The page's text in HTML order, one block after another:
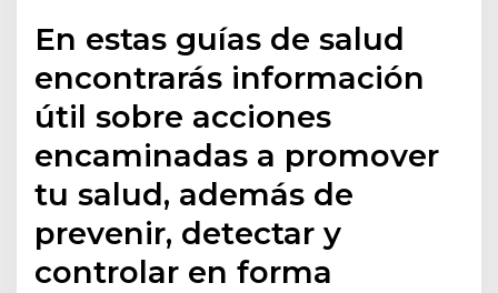
En estas guías de salud
encontrarás información
útil sobre acciones
encaminadas a promover
tu salud, además de
prevenir, detectar y
controlar en forma